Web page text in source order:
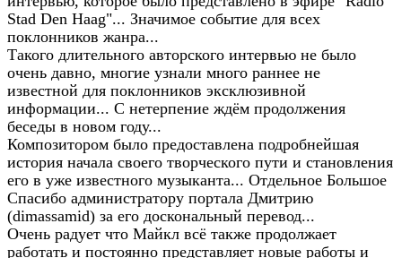
Stad Den Haag"... Значимое событие для всех
поклонников жанра...
Такого длительного авторского интервью не было
очень давно, многие узнали много раннее не
известной для поклонников эксклюзивной
информации... С нетерпение ждём продолжения
беседы в новом году...
Композитором было предоставлена подробнейшая
история начала своего творческого пути и становления
его в уже известного музыканта... Отдельное Большое
Спасибо администратору портала Дмитрию
(dimassamid) за его доскональный перевод...
Очень радует что Майкл всё также продолжает
работать и постоянно представляет новые работы и